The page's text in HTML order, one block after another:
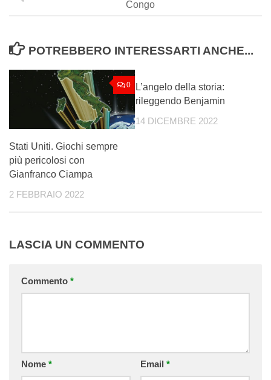
Congo
POTREBBERO INTERESSARTI ANCHE...
0
Stati Uniti. Giochi sempre
più pericolosi con
Gianfranco Ciampa
2 FEBBRAIO 2022
L’angelo della storia:
rileggendo Benjamin
14 DICEMBRE 2022
LASCIA UN COMMENTO
Commento *
Nome * Email *